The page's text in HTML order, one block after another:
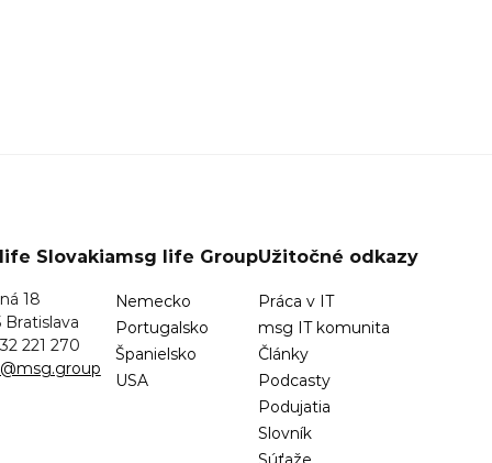
Slovakia
18
Bratislava
221 270
msg life Group
Nemecko
Portugalsko
Španielsko
USA
Užitočné odkazy
Práca v IT
msg IT komunita
Články
Podcasty
Podujatia
Slovník